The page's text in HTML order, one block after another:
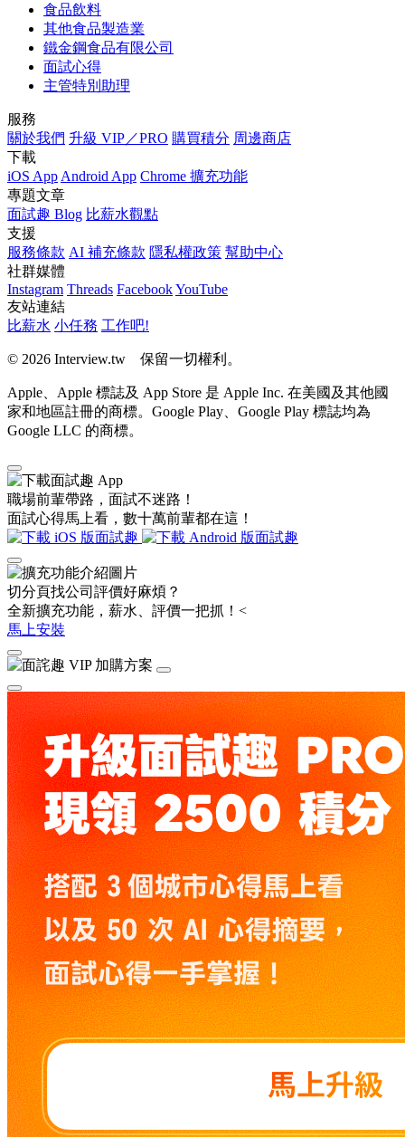
食品飲料
其他食品製造業
鐵金鋼食品有限公司
面試心得
主管特別助理
服務
關於我們 升級 VIP／PRO 購買積分 周邊商店
下載
iOS App Android App Chrome 擴充功能
專題文章
面試趣 Blog 比薪水觀點
支援
服務條款 AI 補充條款 隱私權政策 幫助中心
社群媒體
Instagram Threads FacebookYouTube
友站連結
比薪水 小任務 工作吧!
© 2026 Interview.tw 保留一切權利。
Apple、Apple 標誌及 App Store 是 Apple Inc. 在美國及其他國
家和地區註冊的商標。Google Play、Google Play 標誌均為
Google LLC 的商標。
職場前輩帶路，面試不迷路！
面試心得馬上看，數十萬前輩都在這！
切分頁找公司評價好麻煩？
全新擴充功能，薪水、評價一把抓！<
馬上安裝